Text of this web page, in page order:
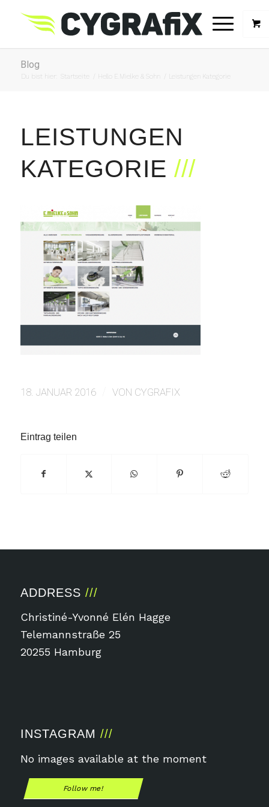
Blog
Du bist hier: Startseite Hello E.Mielke & Sohn Leistungen Kategorie
LEISTUNGEN
KATEGORIE
18. JANUAR 2016 VON CYGRAFIX
Eintrag teilen
ADDRESS
Christiné-Yvonné Elén Hagge
Telemannstraße 25
20255 Hamburg
INSTAGRAM
No images available at the moment
Follow me!